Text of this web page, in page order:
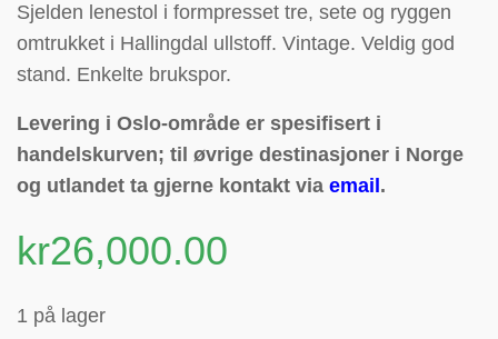
Sjelden lenestol i formpresset tre, sete og ryggen
omtrukket i Hallingdal ullstoff. Vintage. Veldig god
stand. Enkelte brukspor.
Levering i Oslo-område er spesifisert i
handelskurven; til øvrige destinasjoner i Norge
og utlandet ta gjerne kontakt via email .
kr26,000.00
1 på lager